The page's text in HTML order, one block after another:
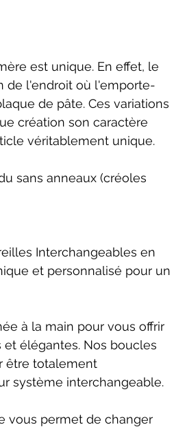
est unique. En effet, le
de l'endroit où l'emporte-
de pâte. Ces variations
création son caractère
véritablement unique.
sans anneaux (créoles
Interchangeables en
et personnalisé pour un
à la main pour vous offrir
élégantes. Nos boucles
être totalement
système interchangeable.
vous permet de changer